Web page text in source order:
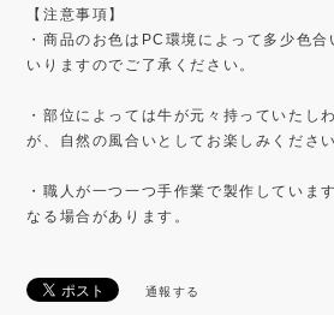
【注意事項】
・商品のお色はPC環境によって多少色合
いりますのでご了承ください。
・部位によっては牛が元々持っていたし
が、自然の風合いとしてお楽しみください
・職人が一つ一つ手作業で製作していま
なる場合があります。
通報する